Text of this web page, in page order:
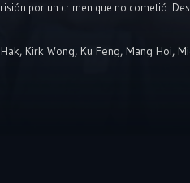
por un crimen que no cometió.
, Kirk Wong, Ku Feng, Mang Hoi,